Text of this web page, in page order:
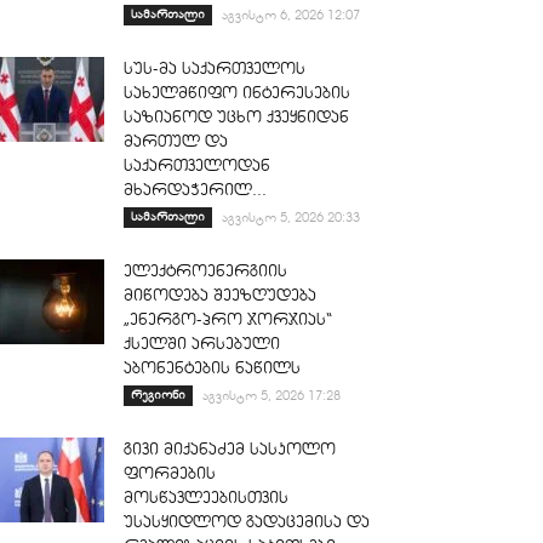
სამართალი აგვისტო 6, 2026 12:07
სუს-მა საქართველოს
სახელმწიფო ინტერესების
საზიანოდ უცხო ქვეყნიდან
მართულ და
საქართველოდან
მხარდაჭერილ...
სამართალი აგვისტო 5, 2026 20:33
ელექტროენერგიის
მიწოდება შეეზღუდება
„ენერგო-პრო ჯორჯიას“
ქსელში არსებული
აბონენტების ნაწილს
რეგიონი აგვისტო 5, 2026 17:28
გივი მიქანაძემ სასკოლო
ფორმების
მოსწავლეებისთვის
უსასყიდლოდ გადაცემისა და